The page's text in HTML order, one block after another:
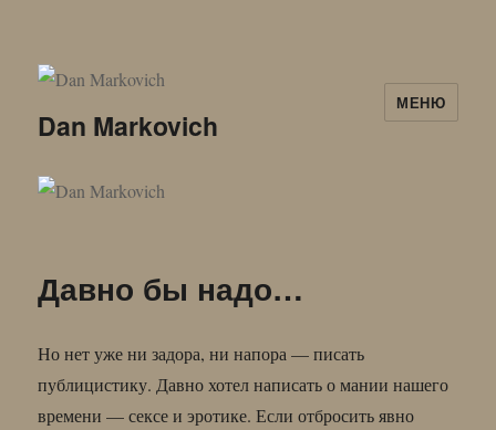
Dan Markovich
МЕНЮ
Давно бы надо…
Но нет уже ни задора, ни напора — писать
публицистику. Давно хотел написать о мании нашего
времени — сексе и эротике. Если отбросить явно